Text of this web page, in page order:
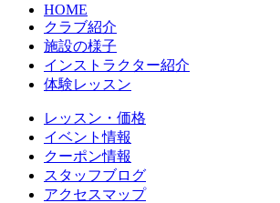
HOME
クラブ紹介
施設の様子
インストラクター紹介
体験レッスン
レッスン・価格
イベント情報
クーポン情報
スタッフブログ
アクセスマップ